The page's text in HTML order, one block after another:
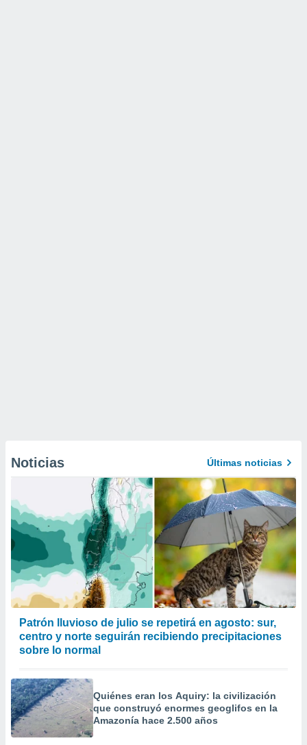
Noticias Últimas noticias
Patrón lluvioso de julio se repetirá en agosto: sur,
centro y norte seguirán recibiendo precipitaciones
sobre lo normal
Quiénes eran los Aquiry: la civilización
que construyó enormes geoglifos en la
Amazonía hace 2.500 años